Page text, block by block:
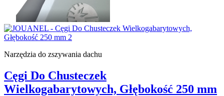
Narzędzia do zszywania dachu
Cęgi Do Chusteczek
Wielkogabarytowych, Głębokość 250 mm